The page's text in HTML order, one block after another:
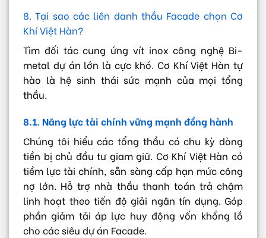
8. Tại sao các liên danh thầu Facade chọn Cơ
Khí Việt Hàn?
Tìm đối tác cung ứng vít inox công nghệ Bi-
metal dự án lớn là cực khó. Cơ Khí Việt Hàn tự
hào là hệ sinh thái sức mạnh của mọi tổng
thầu.
8.1. Năng lực tài chính vững mạnh đồng hành
Chúng tôi hiểu các tổng thầu có chu kỳ dòng
tiền bị chủ đầu tư giam giữ. Cơ Khí Việt Hàn có
tiềm lực tài chính, sẵn sàng cấp hạn mức công
nợ lớn. Hỗ trợ nhà thầu thanh toán trả chậm
linh hoạt theo tiến độ giải ngân tín dụng. Góp
phần giảm tải áp lực huy động vốn khổng lồ
cho các siêu dự án Facade.